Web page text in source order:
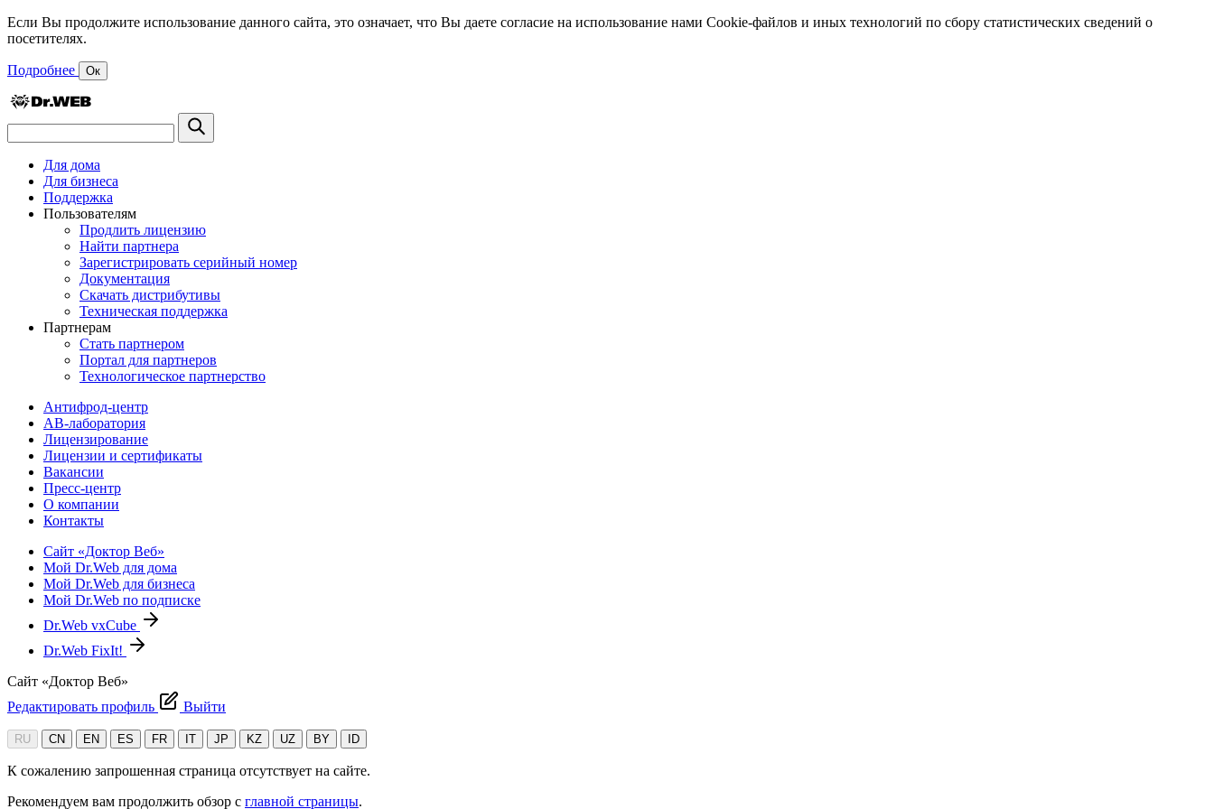
Если Вы продолжите использование данного сайта, это означает, что Вы даете согласие на использование нами Cookie-файлов и иных технологий по сбору статистических сведений о
посетителях.
Подробнее Ок
Для дома
Для бизнеса
Поддержка
Пользователям
Продлить лицензию
Найти партнера
Зарегистрировать серийный номер
Документация
Скачать дистрибутивы
Техническая поддержка
Партнерам
Стать партнером
Портал для партнеров
Технологическое партнерство
Антифрод-центр
АВ-лаборатория
Лицензирование
Лицензии и сертификаты
Вакансии
Пресс-центр
О компании
Контакты
Сайт «Доктор Веб»
Мой Dr.Web для дома
Мой Dr.Web для бизнеса
Мой Dr.Web по подписке
Dr.Web vxCube
Dr.Web FixIt!
Сайт «Доктор Веб»
Редактировать профиль
Выйти
RU CN EN ES FR IT JP KZ UZ BY ID
К сожалению запрошенная страница отсутствует на сайте.
Рекомендуем вам продолжить обзор с главной страницы.